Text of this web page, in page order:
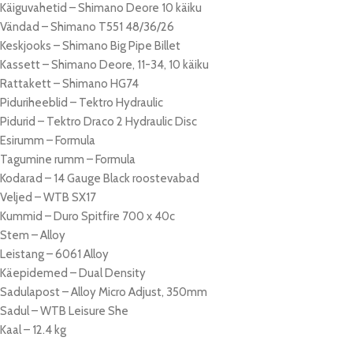
Käiguvahetid – Shimano Deore 10 käiku
Vändad – Shimano T551 48/36/26
Keskjooks – Shimano Big Pipe Billet
Kassett – Shimano Deore, 11-34, 10 käiku
Rattakett – Shimano HG74
Piduriheeblid – Tektro Hydraulic
Pidurid – Tektro Draco 2 Hydraulic Disc
Esirumm – Formula
Tagumine rumm – Formula
Kodarad – 14 Gauge Black roostevabad
Veljed – WTB SX17
Kummid – Duro Spitfire 700 x 40c
Stem – Alloy
Leistang – 6061 Alloy
Käepidemed – Dual Density
Sadulapost – Alloy Micro Adjust, 350mm
Sadul – WTB Leisure She
Kaal – 12.4 kg